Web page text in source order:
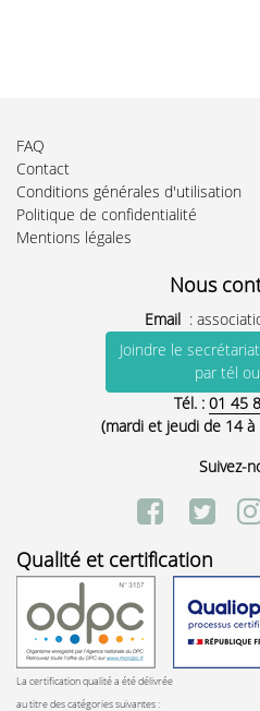
FAQ
Contact
Conditions générales d'utilisation
Politique de confidentialité
Mentions légales
Nous
Email :
Joindre le
par tél
Tél. : 01 45
(mardi et jeudi de 14
Suivez-
Qualité et certification
La certification qualité a été délivrée
au titre des catégories suivantes :